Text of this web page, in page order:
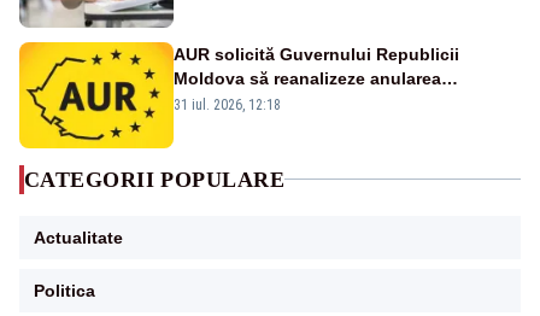
AUR solicită Guvernului Republicii
Moldova să reanalizeze anularea
concertului de Ziua Limbii Române
31 iul. 2026, 12:18
CATEGORII POPULARE
Actualitate
Politica